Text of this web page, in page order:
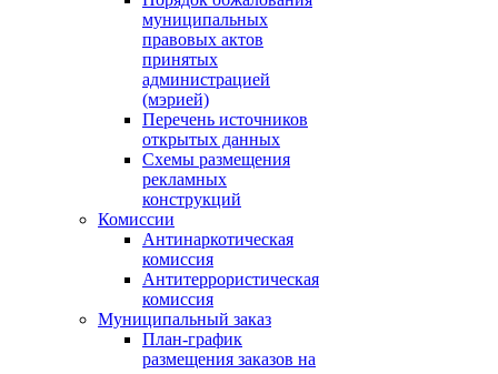
муниципальных
правовых актов
принятых
администрацией
(мэрией)
Перечень источников
открытых данных
Схемы размещения
рекламных
конструкций
Комиссии
Антинаркотическая
комиссия
Антитеррористическая
комиссия
Муниципальный заказ
План-график
размещения заказов на